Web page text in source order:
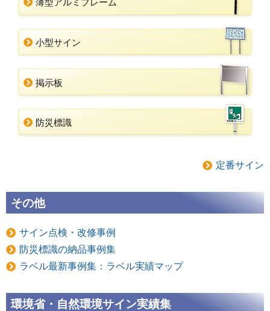
薄型アルミフレーム
小型サイン
掲示板
防災標識
定番サイン
その他
サイン点検・改修事例
防災標識の納品事例集
ラベル最新事例集：ラベル実績マップ
環境省・自然環境サイン実績集